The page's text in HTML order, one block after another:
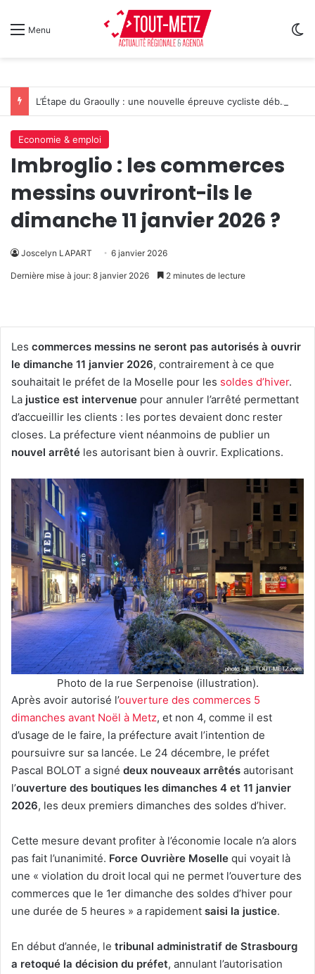
Menu
L’Étape du Graoully : une nouvelle épreuve cycliste débarque à Metz
Economie & emploi
Imbroglio : les commerces
messins ouvriront-ils le
dimanche 11 janvier 2026 ?
Joscelyn LAPART 6 janvier 2026
Dernière mise à jour: 8 janvier 2026 2 minutes de lecture
Les commerces messins ne seront pas autorisés à ouvrir
le dimanche 11 janvier 2026, contrairement à ce que
souhaitait le préfet de la Moselle pour les soldes d’hiver.
La justice est intervenue pour annuler l’arrêté permettant
d’accueillir les clients : les portes devaient donc rester
closes. La préfecture vient néanmoins de publier un
nouvel arrêté les autorisant bien à ouvrir. Explications.
Photo de la rue Serpenoise (illustration).
Après avoir autorisé l’ouverture des commerces 5
dimanches avant Noël à Metz, et non 4, comme il est
d’usage de le faire, la préfecture avait l’intention de
poursuivre sur sa lancée. Le 24 décembre, le préfet
Pascal BOLOT a signé deux nouveaux arrêtés autorisant
l’ouverture des boutiques les dimanches 4 et 11 janvier
2026, les deux premiers dimanches des soldes d’hiver.
Cette mesure devant profiter à l’économie locale n’a alors
pas fait l’unanimité. Force Ouvrière Moselle qui voyait là
une « violation du droit local qui ne permet l’ouverture des
commerces que le 1er dimanche des soldes d’hiver pour
une durée de 5 heures » a rapidement saisi la justice.
En début d’année, le tribunal administratif de Strasbourg
a retoqué la décision du préfet, annulant l’autorisation